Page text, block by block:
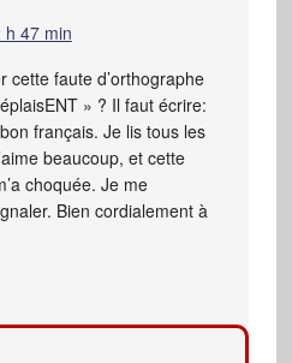
h 47 min
cette faute d’orthographe
» ? Il faut écrire:
français. Je lis tous les
beaucoup, et cette
choquée. Je me
Bien cordialement à